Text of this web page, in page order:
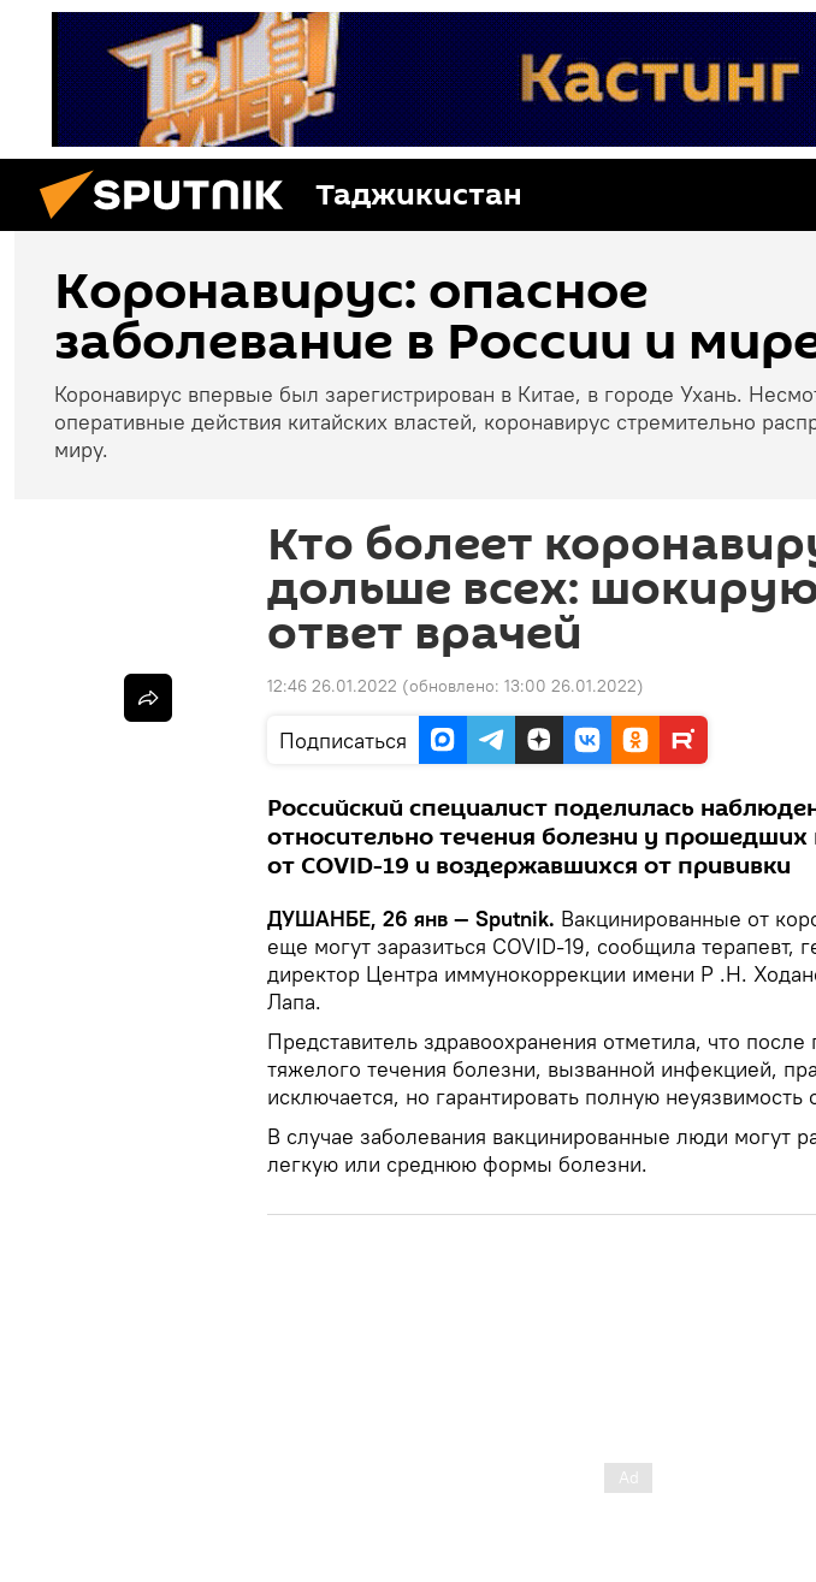
Таджикистан
Коронавирус: опасное
заболевание в России и
Коронавирус впервые был зарегистрирован в Китае, в городе Ухань.
оперативные действия китайских властей, коронавирус стремительно
миру.
Кто болеет
дольше всех:
ответ врачей
12:46 26.01.2022 (обновлено: 13:00 26.01.2022)
Подписаться
Российский специалист поделилась
относительно течения болезни у
от COVID-19 и воздержавшихся от прививки
ДУШАНБЕ, 26 янв — Sputnik. Вакцинированные от
еще могут заразиться COVID-19, сообщила терапевт,
директор Центра иммунокоррекции имени Р .Н.
Лапа.
Представитель здравоохранения отметила, что
тяжелого течения болезни, вызванной инфекцией,
исключается, но гарантировать полную неуязвимость
В случае заболевания вакцинированные люди могут
легкую или среднюю формы болезни.